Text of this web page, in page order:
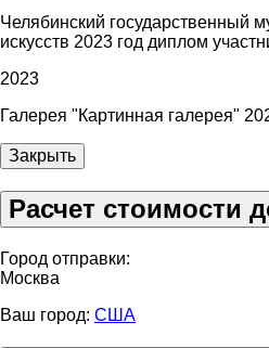
Челябинский государственный
искусств 2023 год диплом
2023
Галерея "Картинная галерея"
Закрыть
Расчет стоимости
Город отправки:
Москва
Ваш город: США